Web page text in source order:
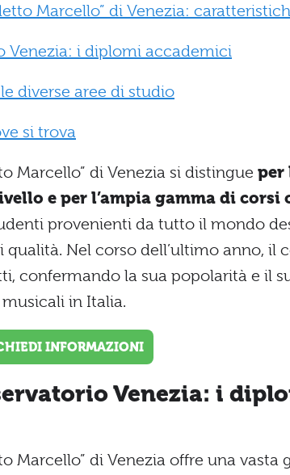
Marcello” di Venezia:
Venezia: i diplomi accademici
diverse aree di studio
si trova
Marcello” di Venezia si distingue per
e per l’ampia gamma di corsi
provenienti da tutto il mondo
Nel corso dell’ultimo anno, il
confermando la sua popolarità e il
in Italia.
INFORMAZIONI
Venezia: i
Marcello” di Venezia offre una vasta